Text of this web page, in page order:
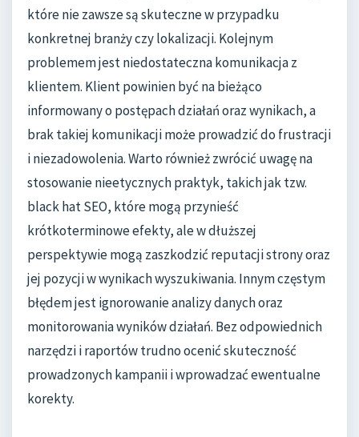
które nie zawsze są skuteczne w przypadku
konkretnej branży czy lokalizacji. Kolejnym
problemem jest niedostateczna komunikacja z
klientem. Klient powinien być na bieżąco
informowany o postępach działań oraz wynikach, a
brak takiej komunikacji może prowadzić do frustracji
i niezadowolenia. Warto również zwrócić uwagę na
stosowanie nieetycznych praktyk, takich jak tzw.
black hat SEO, które mogą przynieść
krótkoterminowe efekty, ale w dłuższej
perspektywie mogą zaszkodzić reputacji strony oraz
jej pozycji w wynikach wyszukiwania. Innym częstym
błędem jest ignorowanie analizy danych oraz
monitorowania wyników działań. Bez odpowiednich
narzędzi i raportów trudno ocenić skuteczność
prowadzonych kampanii i wprowadzać ewentualne
korekty.